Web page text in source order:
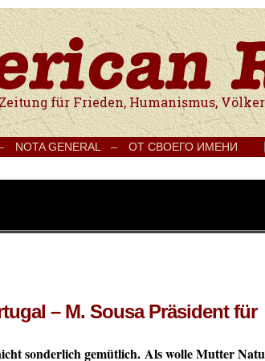
Humanismus, Völkerverständigung und
NOTA GENERAL – ОТ СВОЕГО ИМЕНИ
– M. Sousa Präsident für
sonderlich gemütlich. Als wolle Mutter